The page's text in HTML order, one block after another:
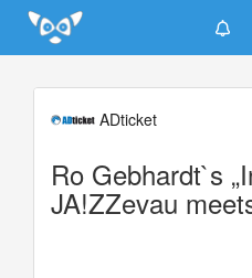
Update cookies preferences
ADticket
Ro Gebhardt`s
JA!ZZevau